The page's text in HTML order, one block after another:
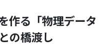
作る「物理データ
の橋渡し